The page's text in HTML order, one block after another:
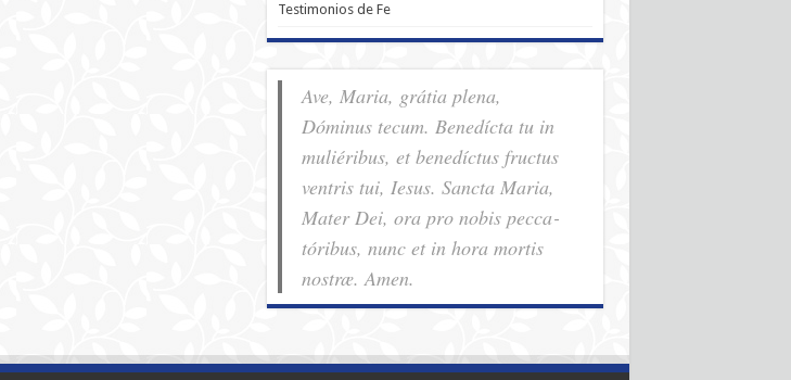
Testimonios de Fe
Ave, Maria, grátia plena,
Dóminus tecum. Benedícta tu in
muliéribus, et benedíctus fructus
ventris tui, Iesus. Sancta Maria,
Mater Dei, ora pro nobis pec­ca­
tóribus, nunc et in hora mortis
nostræ. Amen.